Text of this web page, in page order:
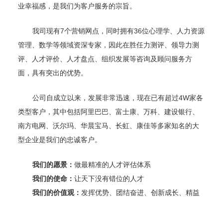
业幸福感，是我们为客户服务的宗旨。
我司现有7个营销网点，同时拥有36位心理学、人力资源
管理、数学等领域资深专家，因此在胜任力测评、领导力测
评、人才评价、人才盘点、组织发展等咨询及顾问服务方
面，具有突出的优势。
公司自成立以来，发展非常迅速，现在已有超过4W家各
类型客户，其中包括阿里巴巴、富士康、万科、建设银行、
南方电网、沃尔玛、华晨宝马、长虹、康佳等多家知名的大
型企业是我们的忠诚客户。
我们的愿景： 做最精准的人才评估体系
我们的使命： 让天下没有错位的人才
我们的价值观： 发挥优势、团结奋进、创新成长、精益